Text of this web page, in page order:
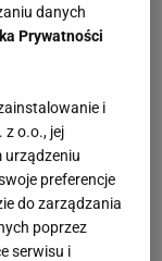
danych
Prywatności
i
z o.o., jej
urządzeniu
preferencje
do zarządzania
poprzez
serwisu i